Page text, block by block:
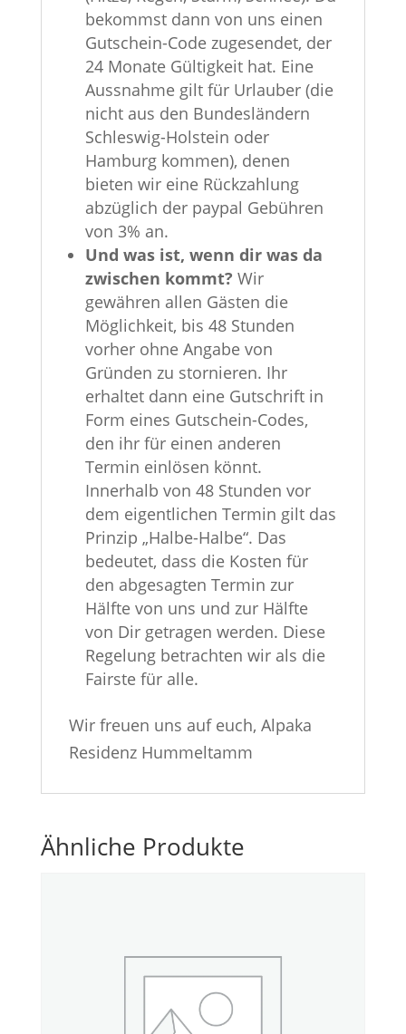
bekommst dann von uns einen
Gutschein-Code zugesendet, der
24 Monate Gültigkeit hat. Eine
Aussnahme gilt für Urlauber (die
nicht aus den Bundesländern
Schleswig-Holstein oder
Hamburg kommen), denen
bieten wir eine Rückzahlung
abzüglich der paypal Gebühren
von 3% an.
Und was ist, wenn dir was da
zwischen kommt? Wir
gewähren allen Gästen die
Möglichkeit, bis 48 Stunden
vorher ohne Angabe von
Gründen zu stornieren. Ihr
erhaltet dann eine Gutschrift in
Form eines Gutschein-Codes,
den ihr für einen anderen
Termin einlösen könnt.
Innerhalb von 48 Stunden vor
dem eigentlichen Termin gilt das
Prinzip „Halbe-Halbe“. Das
bedeutet, dass die Kosten für
den abgesagten Termin zur
Hälfte von uns und zur Hälfte
von Dir getragen werden. Diese
Regelung betrachten wir als die
Fairste für alle.
Wir freuen uns auf euch, Alpaka
Residenz Hummeltamm
Ähnliche Produkte